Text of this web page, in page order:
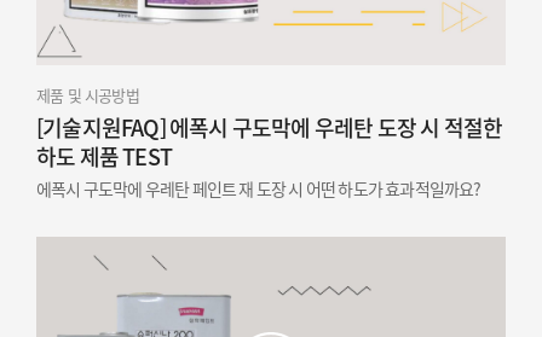
제품 및 시공방법
[기술지원FAQ] 에폭시 구도막에 우레탄 도장 시 적절한
하도 제품 TEST
에폭시 구도막에 우레탄 페인트 재 도장 시 어떤 하도가 효과적일까요?